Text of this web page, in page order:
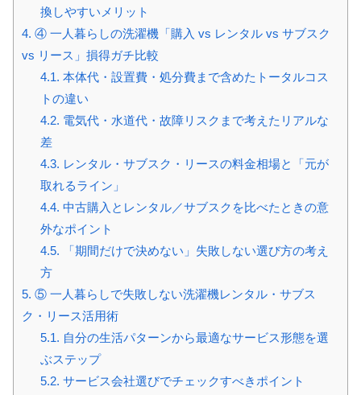
換しやすいメリット
4. ④ 一人暮らしの洗濯機「購入 vs レンタル vs サブスク
vs リース」損得ガチ比較
4.1. 本体代・設置費・処分費まで含めたトータルコス
トの違い
4.2. 電気代・水道代・故障リスクまで考えたリアルな
差
4.3. レンタル・サブスク・リースの料金相場と「元が
取れるライン」
4.4. 中古購入とレンタル／サブスクを比べたときの意
外なポイント
4.5. 「期間だけで決めない」失敗しない選び方の考え
方
5. ⑤ 一人暮らしで失敗しない洗濯機レンタル・サブス
ク・リース活用術
5.1. 自分の生活パターンから最適なサービス形態を選
ぶステップ
5.2. サービス会社選びでチェックすべきポイント